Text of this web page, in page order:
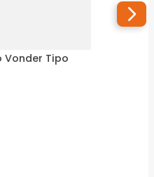
Vonder Tipo